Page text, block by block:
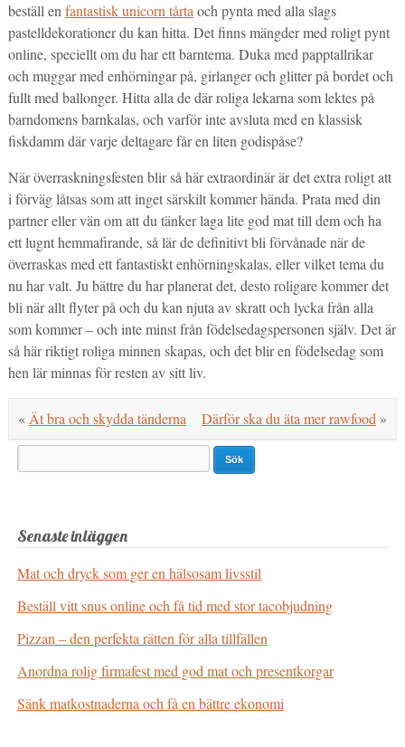
beställ en fantastisk unicorn tårta och pynta med alla slags
pastelldekorationer du kan hitta. Det finns mängder med roligt pynt
online, speciellt om du har ett barntema. Duka med papptallrikar
och muggar med enhörningar på, girlanger och glitter på bordet och
fullt med ballonger. Hitta alla de där roliga lekarna som lektes på
barndomens barnkalas, och varför inte avsluta med en klassisk
fiskdamm där varje deltagare får en liten godispåse?
När överraskningsfesten blir så här extraordinär är det extra roligt att
i förväg låtsas som att inget särskilt kommer hända. Prata med din
partner eller vän om att du tänker laga lite god mat till dem och ha
ett lugnt hemmafirande, så lär de definitivt bli förvånade när de
överraskas med ett fantastiskt enhörningskalas, eller vilket tema du
nu har valt. Ju bättre du har planerat det, desto roligare kommer det
bli när allt flyter på och du kan njuta av skratt och lycka från alla
som kommer – och inte minst från födelsedagspersonen själv. Det är
så här riktigt roliga minnen skapas, och det blir en födelsedag som
hen lär minnas för resten av sitt liv.
Därför ska du äta mer rawfood »
« Ät bra och skydda tänderna
Search
for:
Senaste inläggen
Mat och dryck som ger en hälsosam livsstil
Beställ vitt snus online och få tid med stor tacobjudning
Pizzan – den perfekta rätten för alla tillfällen
Anordna rolig firmafest med god mat och presentkorgar
Sänk matkostnaderna och få en bättre ekonomi